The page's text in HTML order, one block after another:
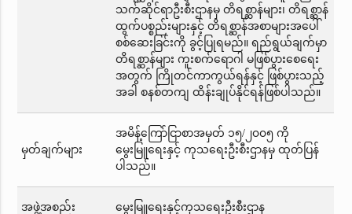
သက်ဆိုင်ရာဦးစီးဌာနမှ တိရစ္ဆာန်များ၊ တိရစ္ဆာန်
ထွက်ပစ္စည်းများနှင့် တိရစ္ဆာန်အစာများအပေါ်
စစ်ဆေးခြင်းကို ခွင့်ပြုရမည်။ ရည်ရွယ်ချက်မှာ
တိရစ္ဆာန်များ ကူးစက်ရောဂါ မဖြစ်ပွားစေရေး
အတွက် ကြိုတင်ကာကွယ်ရန်နှင့် ဖြစ်ပွားသည့်
အခါ စနစ်တကျ ထိန်းချုပ်နိုင်ရန်ဖြစ်ပါသည်။
မှတ်ချက်များ
အမိန့်ကြော်ငြာစာအမှတ် ၁၅/၂၀၀၅ ကို
မွေးမြူရေးနှင့် ကုသရေးဦးစီးဌာနမှ ထုတ်ပြန်
ပါသည်။
အဖွဲ့အစည်း မွေးမြူရေးနှင့်ကုသရေးဦးစီးဌာန